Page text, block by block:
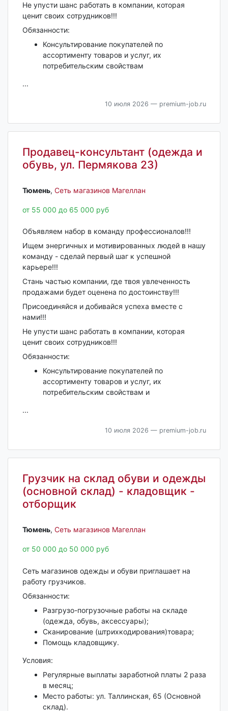
Не упусти шанс работать в компании, которая
ценит своих сотрудников!!!
Обязанности:
Консультирование покупателей по
ассортименту товаров и услуг, их
потребительским свойствам
...
10 июля 2026 — premium-job.ru
Продавец-консультант (одежда и
обувь, ул. Пермякова 23)
Тюмень‎, Сеть магазинов Магеллан
от 55 000 до 65 000 руб
Объявляем набор в команду профессионалов!!!
Ищем энергичных и мотивированных людей в нашу
команду - сделай первый шаг к успешной
карьере!!!
Стань частью компании, где твоя увлеченность
продажами будет оценена по достоинству!!!
Присоединяйся и добивайся успеха вместе с
нами!!!
Не упусти шанс работать в компании, которая
ценит своих сотрудников!!!
Обязанности:
Консультирование покупателей по
ассортименту товаров и услуг, их
потребительским свойствам и
...
10 июля 2026 — premium-job.ru
Грузчик на склад обуви и одежды
(основной склад) - кладовщик -
отборщик
Тюмень‎, Сеть магазинов Магеллан
от 50 000 до 50 000 руб
Сеть магазинов одежды и обуви приглашает на
работу грузчиков.
Обязанности:
Разгрузо-погрузочные работы на складе
(одежда, обувь, аксессуары);
Сканирование (штрихкодирования)товара;
Помощь кладовщику.
Условия:
Регулярные выплаты заработной платы 2 раза
в месяц;
Место работы: ул. Таллинская, 65 (Основной
склад).